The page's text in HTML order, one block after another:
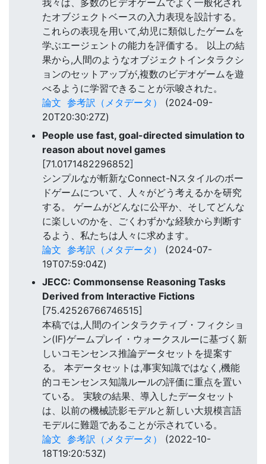
我々は、多数のビデオゲームでよく一般化され
たオブジェクトベースの入力表現を設計する。
これらの表現を用いて,幼児に類似したゲームを
学ぶエージェントの能力を評価する。 以上の結
果から,人間のようなオブジェクトインタラクシ
ョンのセットアップが,複数のビデオゲームを遊
べるように学習できることが示唆された。
論文 参考訳（メタデータ）
(2024-09-
20T20:30:27Z)
People use fast, goal-directed simulation to
reason about novel games
[71.0171482296852]
シンプルなが斬新なConnect-Nスタイルのボー
ドゲームについて、人々がどう考えるかを研究
する。 ゲームがどんなに公平か、そしてどんな
に楽しいのかを、ごくわずかな経験から判断す
るよう、私たちは人々に求めます。
論文 参考訳（メタデータ）
(2024-07-
19T07:59:04Z)
JECC: Commonsense Reasoning Tasks
Derived from Interactive Fictions
[75.42526766746515]
本稿では,人間のインタラクティブ・フィクショ
ン(IF)ゲームプレイ・ウォークスルーに基づく新
しいコモンセンス推論データセットを提案す
る。 本データセットは,事実知識ではなく,機能
的コモンセンス知識ルールの評価に重点を置い
ている。 実験の結果、導入したデータセット
は、以前の機械読影モデルと新しい大規模言語
モデルに難題であることが示されている。
論文 参考訳（メタデータ）
(2022-10-
18T19:20:53Z)